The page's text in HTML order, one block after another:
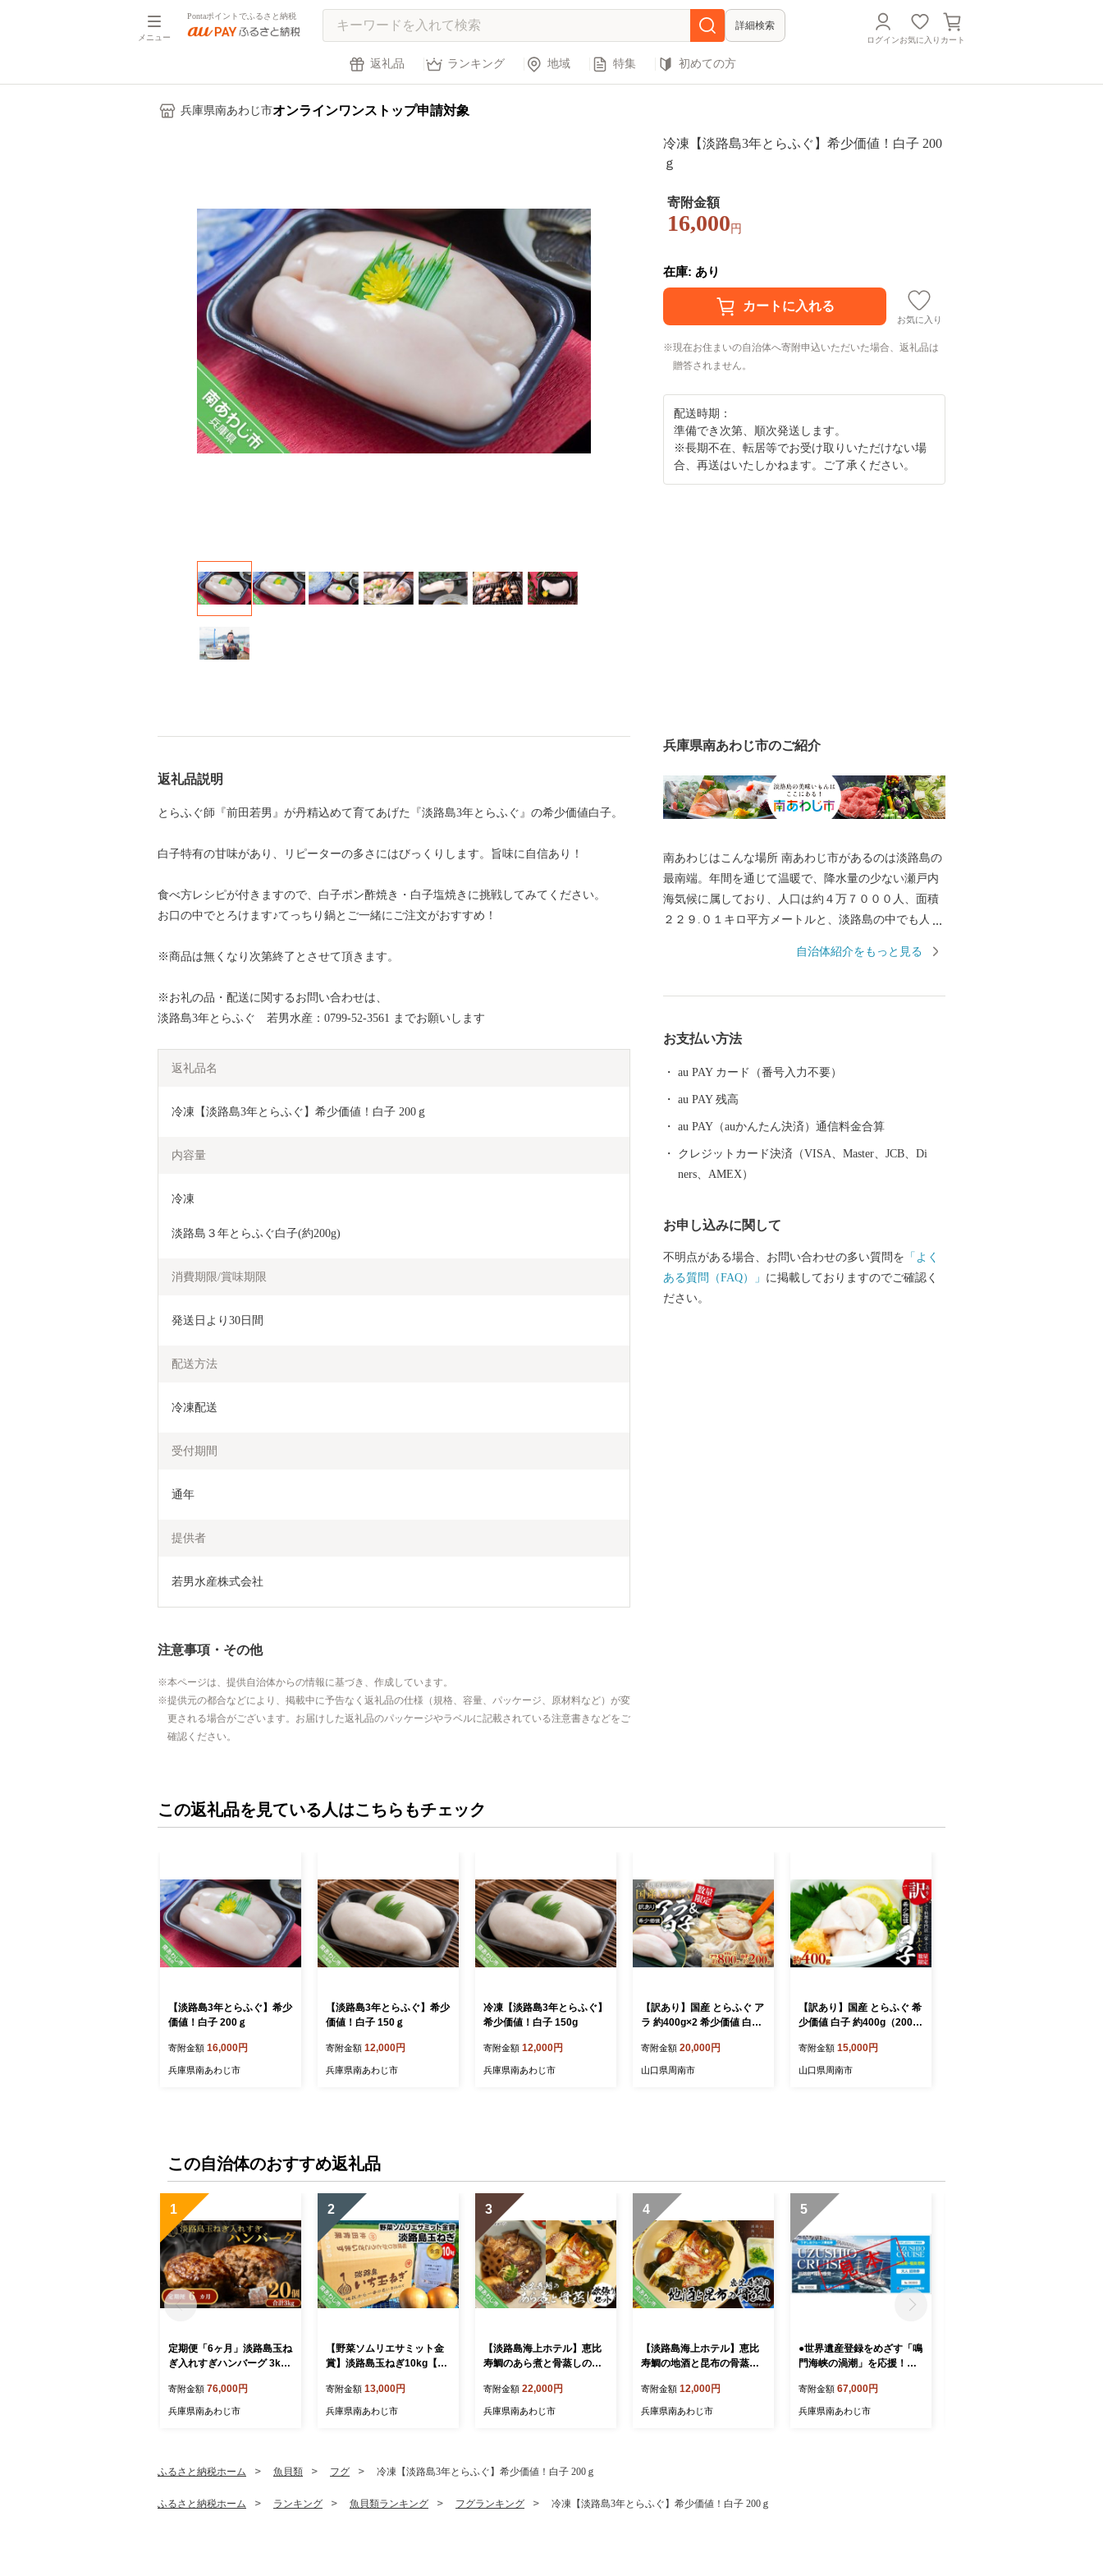
メニュー
Pontaポイントでふるさと納税
詳細検索
ログインお気に入り カート
返礼品 ランキング 地域 特集 初めての方
兵庫県南あわじ市オンラインワンストップ申請対象
冷凍【淡路島3年とらふぐ】希少価値！白子 200
ｇ
寄附金額
16,000 円
在庫: あり
お気に入り
現在お住まいの自治体へ寄附申込いただいた場合、返礼品は
贈答されません。
配送時期：
準備でき次第、順次発送します。
※長期不在、転居等でお受け取りいただけない場
合、再送はいたしかねます。ご了承ください。
返礼品説明
とらふぐ師『前田若男』が丹精込めて育てあげた『淡路島3年とらふぐ』の希少価値白子。
白子特有の甘味があり、リピーターの多さにはびっくりします。旨味に自信あり！
食べ方レシピが付きますので、白子ポン酢焼き・白子塩焼きに挑戦してみてください。
お口の中でとろけます♪てっちり鍋とご一緒にご注文がおすすめ！
※商品は無くなり次第終了とさせて頂きます。
※お礼の品・配送に関するお問い合わせは、
淡路島3年とらふぐ 若男水産：0799-52-3561 までお願いします
返礼品名
冷凍【淡路島3年とらふぐ】希少価値！白子 200ｇ
内容量
冷凍
淡路島３年とらふぐ白子(約200g)
消費期限/賞味期限
発送日より30日間
配送方法
冷凍配送
受付期間
通年
提供者
若男水産株式会社
注意事項・その他
本ページは、提供自治体からの情報に基づき、作成しています。
提供元の都合などにより、掲載中に予告なく返礼品の仕様（規格、容量、パッケージ、原材料など）が変
更される場合がございます。お届けした返礼品のパッケージやラベルに記載されている注意書きなどをご
確認ください。
兵庫県南あわじ市のご紹介
南あわじはこんな場所 南あわじ市があるのは淡路島の
最南端。年間を通じて温暖で、降水量の少ない瀬戸内
海気候に属しており、人口は約４万７０００人、面積
２２９.０１キロ平方メートルと、淡路島の中でも人
は橋とつながっています。 神戸や大阪、四国からもア
を入れています。
自治体紹介をもっと見る
お支払い方法
au PAY カード（番号入力不要）
au PAY 残高
au PAY（auかんたん決済）通信料金合算
クレジットカード決済（VISA、Master、JCB、Di
ners、AMEX）
お申し込みに関して
不明点がある場合、お問い合わせの多い質問を 「よく
ある質問（FAQ）」 に掲載しておりますのでご確認く
ださい。
この返礼品を見ている人はこちらもチェック
【淡路島3年とらふぐ】希少
価値！白子 200ｇ
寄附金額 16,000円
兵庫県南あわじ市
【淡路島3年とらふぐ】希少
価値！白子 150ｇ
寄附金額 12,000円
兵庫県南あわじ市
冷凍【淡路島3年とらふぐ】
希少価値！白子 150g
寄附金額 12,000円
兵庫県南あわじ市
【訳あり】国産 とらふぐ ア
ラ 約400g×2 希少価値 白子
『栄ふく』
寄附金額 20,000円
山口県周南市
【訳あり】国産 とらふぐ 希
少価値 白子 約400g（200g
く』
寄附金額 15,000円
山口県周南市
この自治体のおすすめ返礼品
1
定期便「6ヶ月」淡路島玉ね
ぎ入れすぎハンバーグ 3kg
寄附金額 76,000円
兵庫県南あわじ市
2
【野菜ソムリエサミット金
賞】淡路島玉ねぎ10kg【仲
ぎ】
寄附金額 13,000円
兵庫県南あわじ市
3
【淡路島海上ホテル】恵比
寿鯛のあら煮と骨蒸しの欲
寄附金額 22,000円
兵庫県南あわじ市
4
【淡路島海上ホテル】恵比
寿鯛の地酒と昆布の骨蒸し
寄附金額 12,000円
兵庫県南あわじ市
5
●世界遺産登録をめざす「鳴
門海峡の渦潮」を応援！！●
ズ乗船」無料招待券１０枚
（１０回分）
寄附金額 67,000円
兵庫県南あわじ市
ふるさと納税ホーム 魚貝類 フグ 冷凍【淡路島3年とらふぐ】希少価値！白子 200ｇ
ふるさと納税ホーム ランキング 魚貝類ランキング フグランキング 冷凍【淡路島3年とらふぐ】希少価値！白子 200ｇ